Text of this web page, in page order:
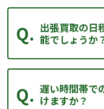
出張買取の日
能でしょうか
遅い時間帯で
けますか？